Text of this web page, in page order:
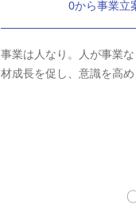
0から事業立
事業は人なり。人が事業
材成長を促し、意識を高め